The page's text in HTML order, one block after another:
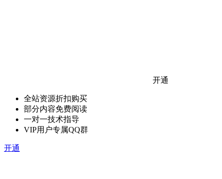
开通
全站资源折扣购买
部分内容免费阅读
一对一技术指导
VIP用户专属QQ群
开通